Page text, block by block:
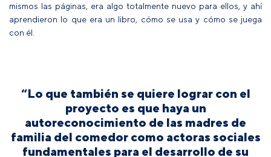
mismos las páginas, era algo totalmente nuevo para ellos, y ahí
aprendieron lo que era un libro, cómo se usa y cómo se juega
con él.
“Lo que también se quiere lograr con el
proyecto es que haya un
autoreconocimiento de las madres de
familia del comedor como actoras sociales
fundamentales para el desarrollo de su